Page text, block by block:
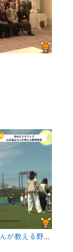
【日進】元中日ドラゴンズ山本昌広さんが教える野球教室